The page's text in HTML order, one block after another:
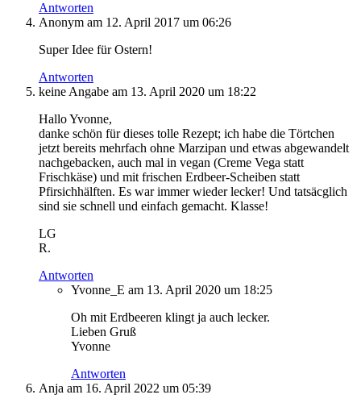
Antworten
Anonym am 12. April 2017 um 06:26
Super Idee für Ostern!
Antworten
keine Angabe am 13. April 2020 um 18:22
Hallo Yvonne,
danke schön für dieses tolle Rezept; ich habe die Törtchen
jetzt bereits mehrfach ohne Marzipan und etwas abgewandelt
nachgebacken, auch mal in vegan (Creme Vega statt
Frischkäse) und mit frischen Erdbeer-Scheiben statt
Pfirsichhälften. Es war immer wieder lecker! Und tatsäcglich
sind sie schnell und einfach gemacht. Klasse!
LG
R.
Antworten
Yvonne_E am 13. April 2020 um 18:25
Oh mit Erdbeeren klingt ja auch lecker.
Lieben Gruß
Yvonne
Antworten
Anja am 16. April 2022 um 05:39